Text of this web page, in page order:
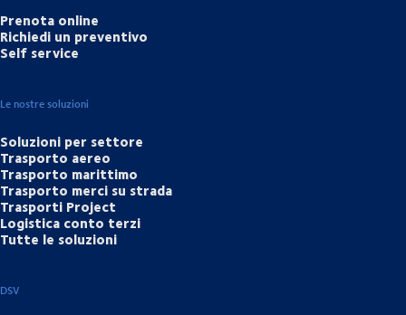
Prenota online
Richiedi un preventivo
Self service
Le nostre soluzioni
Soluzioni per settore
Trasporto aereo
Trasporto marittimo
Trasporto merci su strada
Trasporti Project
Logistica conto terzi
Tutte le soluzioni
DSV